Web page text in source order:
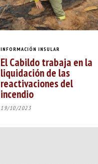
INFORMACIÓN INSULAR
El Cabildo trabaja en la
liquidación de las
reactivaciones del
incendio
19/10/2023